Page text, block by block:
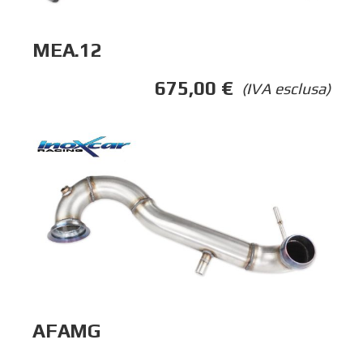
MEA.12
(IVA esclusa)
675,00 €
AFAMG